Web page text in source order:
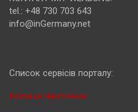
tel.: +48 730 703 643
info@inGermany.net
Cписок сервісів порталу:
Новини Німеччини